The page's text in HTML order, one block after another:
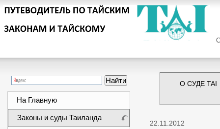
На Главную
Законы и суды Таиланда
О СУДЕ TAI
22.11.2012